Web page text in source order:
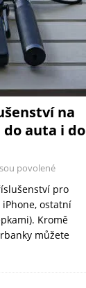
na
do auta i do
povolené
pro
ostatní
Kromě
můžete